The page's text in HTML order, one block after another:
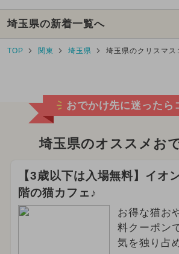
埼玉県の新着一覧へ
TOP 関東 埼玉県 埼玉県のクリスマス
おでかけ先に迷ったら
埼玉県のオススメお
【3歳以下は入場無料】イオ
階の猫カフェ♪
お得な猫お
料クーポン
気を独り占